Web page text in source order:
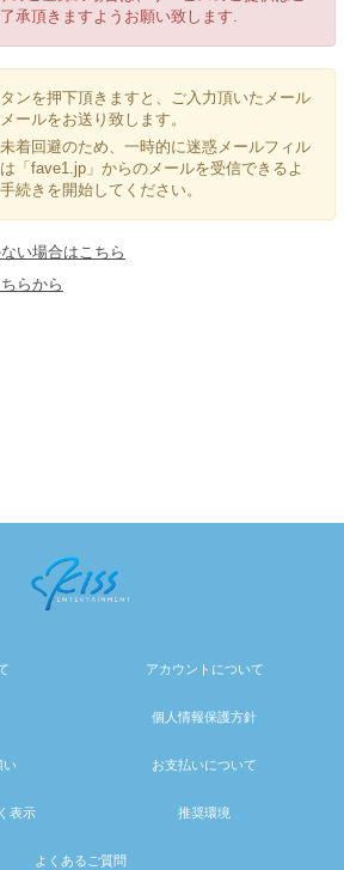
承頂きますようお願い致します.
ンを押下頂きますと、ご入力頂いたメール
ールをお送り致します。
着回避のため、一時的に迷惑メールフィル
「fave1.jp」からのメールを受信できるよ
続きを開始してください。
い場合はこちら
らから
アカウントについて
個人情報保護方針
い お支払いについて
表示 推奨環境
よくあるご質問